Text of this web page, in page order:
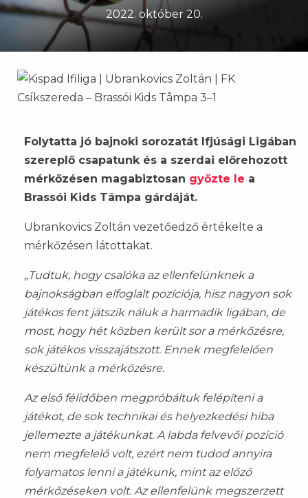
2022. október 20.
Folytatta jó bajnoki sorozatát Ifjúsági Ligában
szereplő csapatunk és a szerdai előrehozott
mérkőzésen magabiztosan győzte le a
Brassói Kids Tâmpa gárdáját.
Ubrankovics Zoltán vezetőedző értékelte a
mérkőzésen látottakat.
„Tudtuk, hogy csalóka az ellenfelünknek a
bajnokságban elfoglalt pozíciója, hisz nagyon sok
játékos fent játszik náluk a harmadik ligában, de
most, hogy hét közben került sor a mérkőzésre,
sok játékos visszajátszott. Ennek megfelelően
készültünk a mérkőzésre.
Az első félidőben megpróbáltuk felépíteni a
játékot, de sok technikai és helyezkedési hiba
jellemezte a játékunkat. A labda felvevői pozíció
nem megfelelő volt, ezért nem tudod annyira
folyamatos lenni a játékunk, mint az előző
mérkőzéseken volt. Az ellenfelünk megszerzett